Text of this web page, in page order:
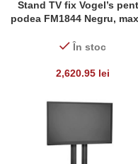
Stand TV fix Vogel’s
podea FM1844 Negru,
În stoc
2,620.95 lei